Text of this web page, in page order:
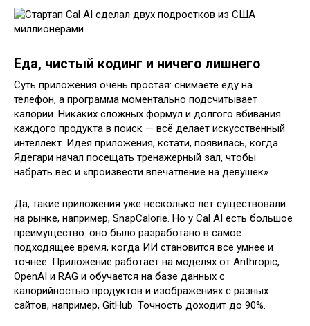
Еда, чистый кодинг и ничего лишнего
Суть приложения очень простая: снимаете еду на
телефон, а программа моментально подсчитывает
калории. Никаких сложных формул и долгого вбивания
каждого продукта в поиск — всё делает искусственный
интеллект. Идея приложения, кстати, появилась, когда
Ядегари начал посещать тренажерный зал, чтобы
набрать вес и «произвести впечатление на девушек».
Да, такие приложения уже несколько лет существовали
на рынке, например, SnapCalorie. Но у Cal AI есть большое
преимущество: оно было разработано в самое
подходящее время, когда ИИ становится все умнее и
точнее. Приложение работает на моделях от Anthropic,
OpenAI и RAG и обучается на базе данных с
калорийностью продуктов и изображениях с разных
сайтов, например, GitHub. Точность доходит до 90%.